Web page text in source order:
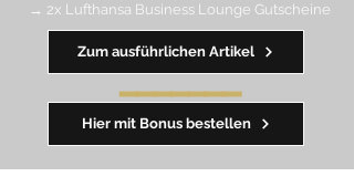
→ 2x Lufthansa Business Lounge Gutscheine
━━━━━━━
Hier mit Bonus bestellen
Zum ausführlichen Artikel